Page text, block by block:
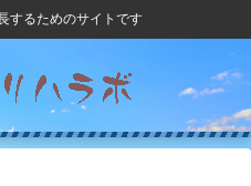
するためのサイトです